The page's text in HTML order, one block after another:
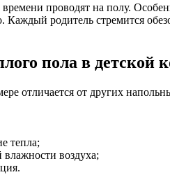
проводят на полу.
родитель стремится
пола в детской
отличается от других
тепла;
воздуха;